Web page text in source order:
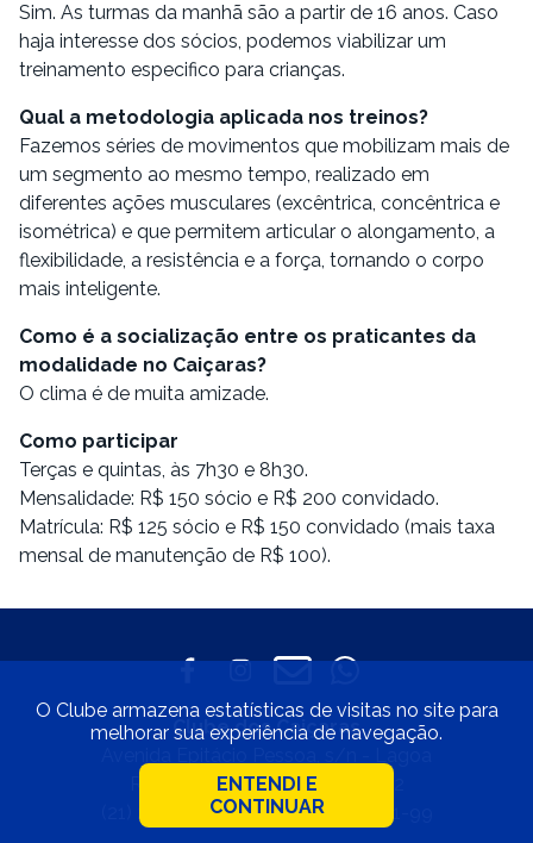
Sim. As turmas da manhã são a partir de 16 anos. Caso
haja interesse dos sócios, podemos viabilizar um
treinamento especifico para crianças.
Qual a metodologia aplicada nos treinos?
Fazemos séries de movimentos que mobilizam mais de
um segmento ao mesmo tempo, realizado em
diferentes ações musculares (excêntrica, concêntrica e
isométrica) e que permitem articular o alongamento, a
flexibilidade, a resistência e a força, tornando o corpo
mais inteligente.
Como é a socialização entre os praticantes da
modalidade no Caiçaras?
O clima é de muita amizade.
Como participar
Terças e quintas, às 7h30 e 8h30.
Mensalidade: R$ 150 sócio e R$ 200 convidado.
Matrícula: R$ 125 sócio e R$ 150 convidado (mais taxa
mensal de manutenção de R$ 100).
Clube dos Caiçaras
Rio de Janeiro • CEP 22471-002
(21) 2529-4800 • 33.597.550/0001-99
O Clube armazena estatísticas de visitas no site para
melhorar sua experiência de navegação.
ENTENDI E
CONTINUAR